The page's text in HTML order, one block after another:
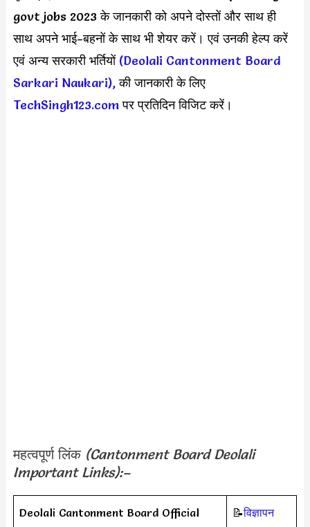
govt jobs 2023 के जानकारी को अपने दोस्तों और साथ ही
साथ अपने भाई-बहनों के साथ भी शेयर करें। एवं उनकी हेल्प करें
एवं अन्य सरकारी भर्तियों (Deolali Cantonment Board
Sarkari Naukari),की जानकारी के लिए
TechSingh123.comपर प्रतिदिन विजिट करें।
महत्वपूर्ण लिंक (Cantonment Board Deolali
Important Links):–
Deolali Cantonment Board Official
📝विज्ञापन